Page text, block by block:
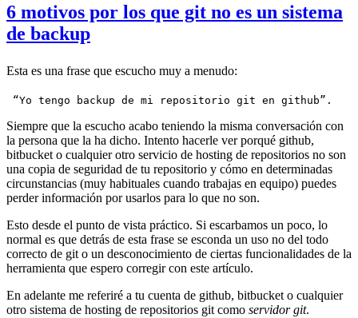
6 motivos por los que git no es un sistema
de backup
Esta es una frase que escucho muy a menudo:
“Yo tengo backup de mi repositorio git en github”.
Siempre que la escucho acabo teniendo la misma conversación con
la persona que la ha dicho. Intento hacerle ver porqué github,
bitbucket o cualquier otro servicio de hosting de repositorios no son
una copia de seguridad de tu repositorio y cómo en determinadas
circunstancias (muy habituales cuando trabajas en equipo) puedes
perder información por usarlos para lo que no son.
Esto desde el punto de vista práctico. Si escarbamos un poco, lo
normal es que detrás de esta frase se esconda un uso no del todo
correcto de git o un desconocimiento de ciertas funcionalidades de la
herramienta que espero corregir con este artículo.
En adelante me referiré a tu cuenta de github, bitbucket o cualquier
otro sistema de hosting de repositorios git como servidor git.